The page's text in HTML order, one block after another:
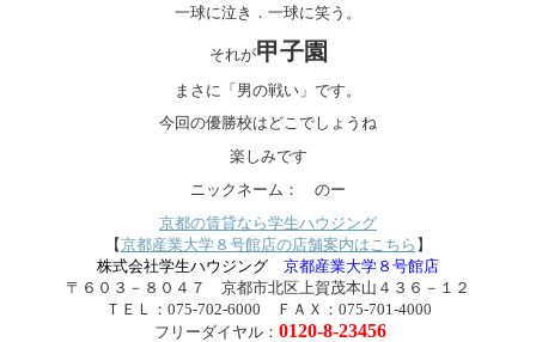
一球に泣き．一球に笑う。
それが甲子園
まさに「男の戦い」です。
今回の優勝校はどこでしょうね
楽しみです
ニックネーム： のー
京都の賃貸なら学生ハウジング
【京都産業大学８号館店の店舗案内はこちら 】
株式会社学生ハウジング 京都産業大学８号館店
〒６０３－８０４７ 京都市北区上賀茂本山４３６－１２
ＴＥＬ：075-702-6000 ＦＡＸ：075-701-4000
フリーダイヤル： 0120-8-23456